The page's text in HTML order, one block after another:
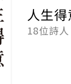
人生
18位詩